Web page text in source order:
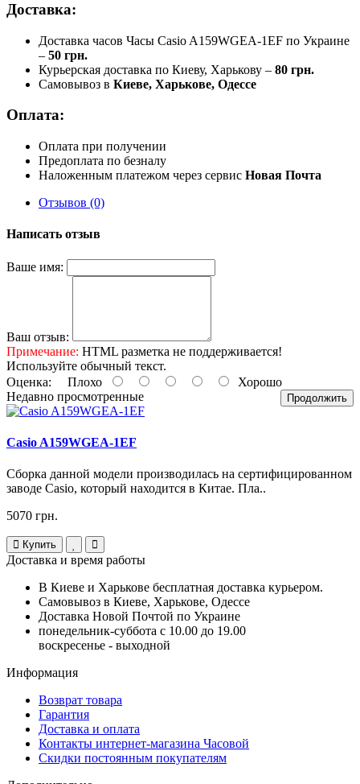
Доставка:
Доставка часов Часы Casio A159WGEA-1EF по Украине
– 50 грн.
Курьерская доставка по Киеву, Харькову – 80 грн.
Самовывоз в Киеве, Харькове, Одессе
Оплата:
Оплата при получении
Предоплата по безналу
Наложенным платежом через сервис Новая Почта
Отзывов (0)
Написать отзыв
Ваше имя:
Ваш отзыв:
Примечание: HTML разметка не поддерживается!
Используйте обычный текст.
Оценка: Плохо Хорошо
Продолжить
Недавно просмотренные
Casio A159WGEA-1EF
Сборка данной модели производилась на сертифицированном
заводе Casio, который находится в Китае. Пла..
5070 грн.
Купить
Доставка и время работы
В Киеве и Харькове бесплатная доставка курьером.
Самовывоз в Киеве, Харькове, Одессе
Доставка Новой Почтой по Украине
понедельник-суббота с 10.00 до 19.00
воскресенье - выходной
Информация
Возврат товара
Гарантия
Доставка и оплата
Контакты интернет-магазина Часовой
Скидки постоянным покупателям